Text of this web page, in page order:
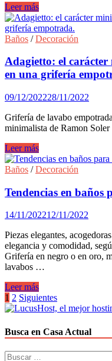
5
Consejos
para
un
staging
lowcost.
Leer más
Baños /Decoración
Adagietto: el
en una grifería
09/12/202228/11/2022
Grifería de lavabo
minimalista de Ramon Soler
Adagietto:
el
carácter
de
Ramon
Soler®
en
una
grifería
empotrada.
Leer más
Baños /Decoración
Tendencias en
14/11/202212/11/2022
Piezas elegantes,
elegancia y comodidad,
Grifería en negro o en oro,
lavabos …
Tendencias
en
baños
la
próxima
temporada
Leer más
Paginación
de
entradas
1 2 Siguientes
Busca en Casa Actual
Buscar: